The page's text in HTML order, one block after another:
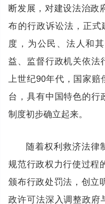
断发展，对建设法治政
布的行政诉讼法，正式
度，为公民、法人和
益、监督行政机关依法
上世纪90年代，国家
台，具有中国特色的行
制度初步确立起来。
随着权利救济法律
规范行政权力行使过程
颁布行政处罚法，创立
政许可法深入调整政府